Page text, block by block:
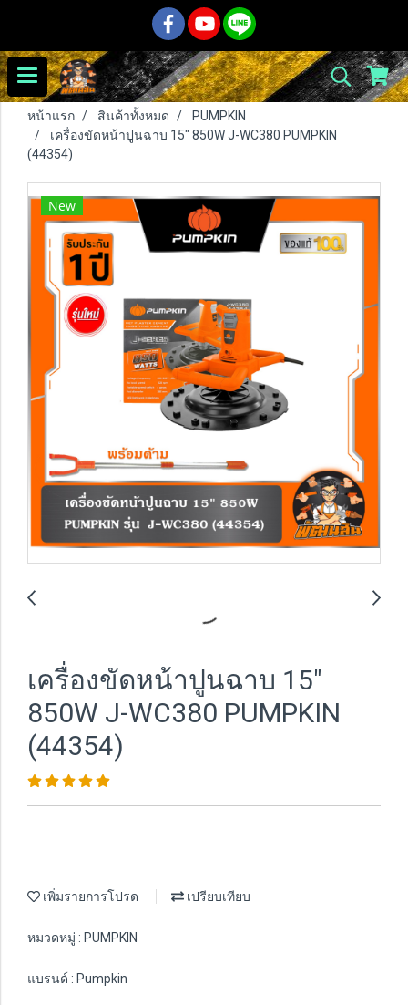
หน้าแรก สินค้าทั้งหมด
PUMPKIN
เครื่องขัดหน้าปูนฉาบ 15" 850W J-WC380 PUMPKIN
(44354)
New
เครื่องขัดหน้าปูนฉาบ 15"
850W J-WC380 PUMPKIN
(44354)
เพิ่มรายการโปรด เปรียบเทียบ
หมวดหมู่ : PUMPKIN
แบรนด์ : Pumpkin